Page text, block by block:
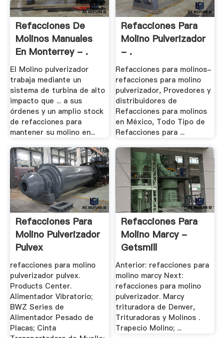
Refacciones De
Molinos Manuales
En Monterrey - .
El Molino pulverizador
trabaja mediante un
sistema de turbina de alto
impacto que ... a sus
órdenes y un amplio stock
de refacciones para
mantener su molino en...
Refacciones Para
Molino Pulverizador
- .
Refacciones para molinos-
refacciones para molino
pulverizador, Provedores y
distribuidores de
Refacciones para molinos
en México, Todo Tipo de
Refacciones para ...
Refacciones Para
Molino Pulverizador
Pulvex
refacciones para molino
pulverizador pulvex.
Products Center.
Alimentador Vibratorio;
BWZ Series de
Alimentador Pesado de
Placas; Cinta
Refacciones Para
Molino Marcy -
Getsmill
Anterior: refacciones para
molino marcy Next:
refacciones para molino
pulverizador. Marcy
trituradora de Denver,
Trituradoras y Molinos .
Trapecio Molino; ...